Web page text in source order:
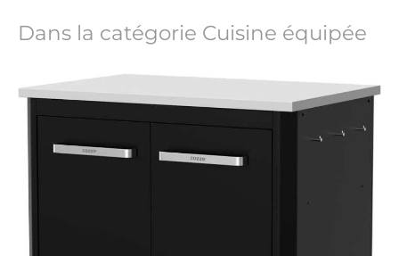
Dans la catégorie Cuisine équipée